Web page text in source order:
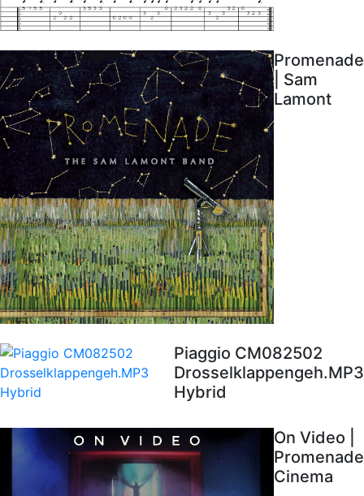
Promenade
| Sam
Lamont
Piaggio CM082502
Drosselklappengeh.MP3
Hybrid
On Video |
Promenade
Cinema